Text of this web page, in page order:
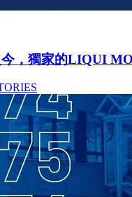
今，獨家的LIQUI